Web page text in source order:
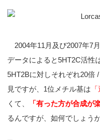
2004年11月及び2007年7
データによると5HT2C活性
5HT2Bに対しそれぞれ20倍
見ですが、1位メチル基は
くて、
「有った方が合成が
るんですが、如何でしょう